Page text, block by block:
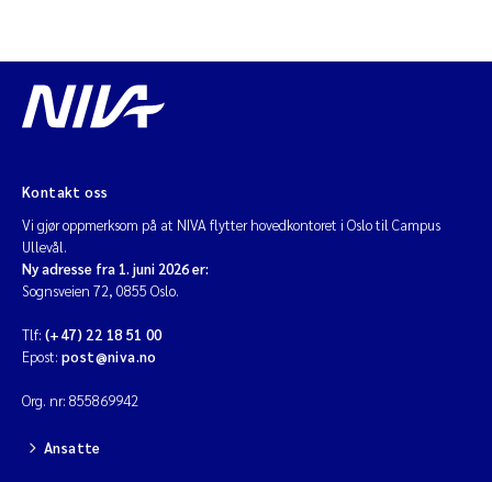
Ailbhe Lisette Macken
Diya Chakravorty
Leah Amber Jackson-Blake
Marc Anglès d'Auriac
Kontakt oss
Vi gjør oppmerksom på at NIVA flytter hovedkontoret i Oslo til Campus
Ullevål.
Ny adresse fra 1. juni 2026 er:
Sognsveien 72, 0855 Oslo.
Tlf: (+47) 22 18 51 00
Epost: post@niva.no
Org. nr: 855869942
Ansatte